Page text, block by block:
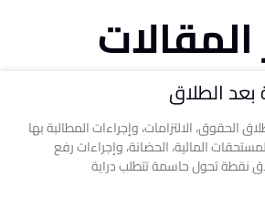
المقالات
الطلاق
الحقوق، الالتزامات، وإجراءات المطالبة بها
المالية، الحضانة، وإجراءات رفع
نقطة تحول حاسمة تتطلب دراية